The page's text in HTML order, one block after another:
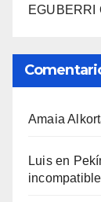
EGUBERRI
Amaia
Luisen